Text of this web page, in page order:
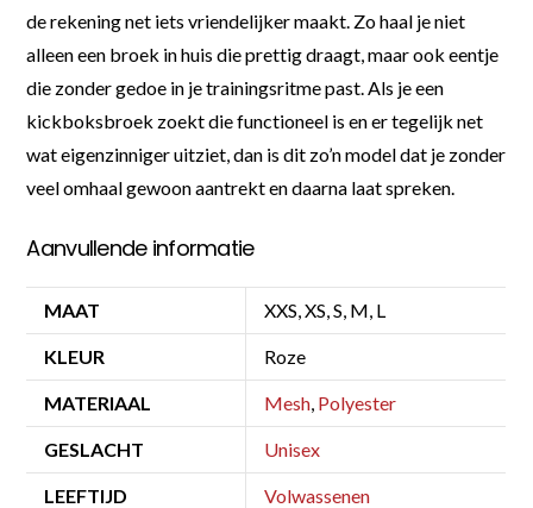
de rekening net iets vriendelijker maakt. Zo haal je niet
alleen een broek in huis die prettig draagt, maar ook eentje
die zonder gedoe in je trainingsritme past. Als je een
kickboksbroek zoekt die functioneel is en er tegelijk net
wat eigenzinniger uitziet, dan is dit zo’n model dat je zonder
veel omhaal gewoon aantrekt en daarna laat spreken.
Aanvullende informatie
MAAT XXS, XS, S, M, L
KLEUR Roze
MATERIAAL Mesh Polyester
GESLACHT Unisex
LEEFTIJD Volwassenen